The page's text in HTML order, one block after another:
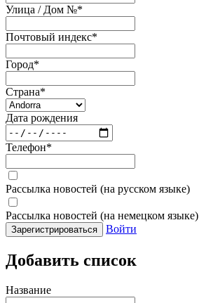
Улица / Дом №*
Почтовый индекс*
Город*
Страна*
Дата рождения
Телефон*
Рассылка новостей (на русском языке)
Рассылка новостей (на немецком языке)
Зарегистрироваться Войти
Добавить список
Название